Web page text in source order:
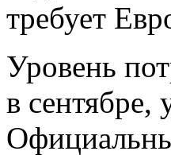
требует
Уровень
в сентябре,